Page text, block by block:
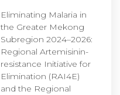
Eliminating Malaria in
the Greater Mekong
Subregion 2024–2026:
Regional Artemisinin-
resistance Initiative for
Elimination (RAI4E)
and the Regional